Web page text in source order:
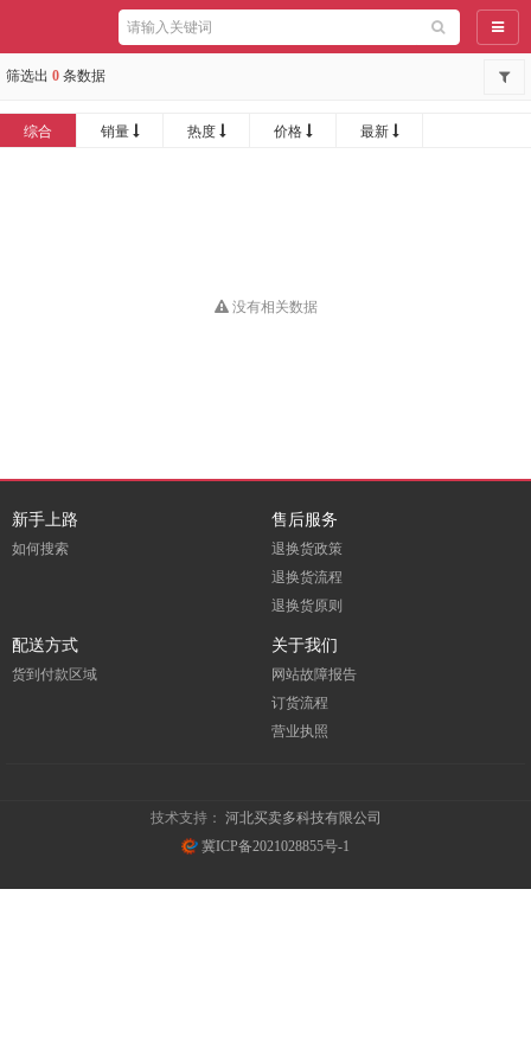
导航
筛选出 0 条数据
综合 销量 热度 价格 最新
没有相关数据
新手上路
如何搜索
售后服务
退换货政策
退换货流程
退换货原则
配送方式
货到付款区域
关于我们
网站故障报告
订货流程
营业执照
技术支持： 河北买卖多科技有限公司
冀ICP备2021028855号-1